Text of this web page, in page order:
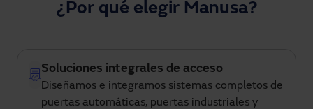
¿Por qué elegir Manusa?
Soluciones integrales de acceso
Diseñamos e integramos sistemas completos de
puertas automáticas, puertas industriales y